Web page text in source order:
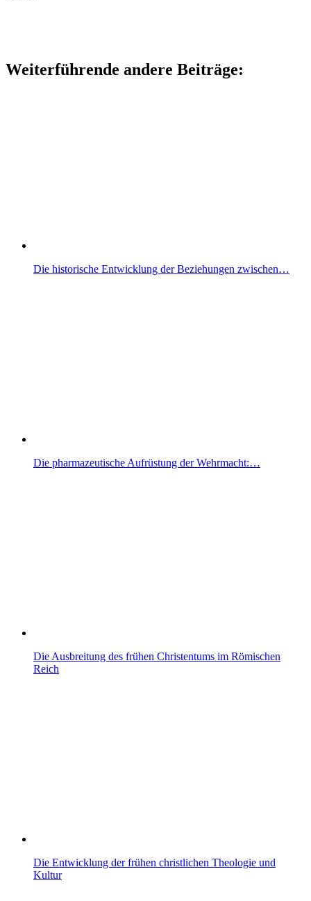
Weiterführende andere Beiträge:
Die historische Entwicklung der Beziehungen zwischen…
Die pharmazeutische Aufrüstung der Wehrmacht:…
Die Ausbreitung des frühen Christentums im Römischen
Reich
Die Entwicklung der frühen christlichen Theologie und
Kultur